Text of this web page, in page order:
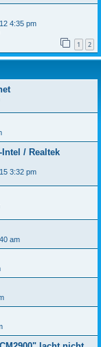
4:35 pm
1 2
/ Realtek
3:32 pm
am